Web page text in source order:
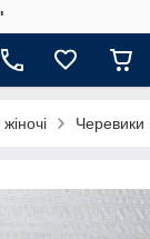
Черевики